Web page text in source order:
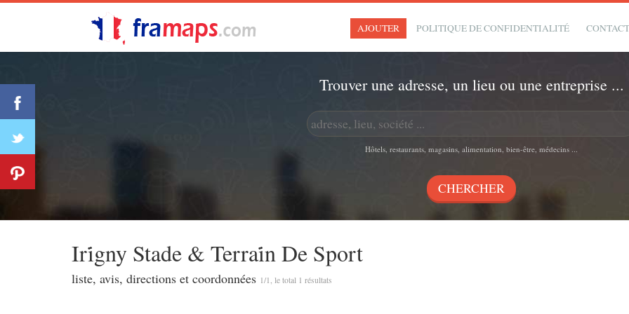
AJOUTER POLITIQUE DE CONFIDENTIALITÉ
Trouver une adresse, un lieu ou une entreprise ...
Hôtels, restaurants, magasins, alimentation, bien-être, médecins ...
Iri̇gny Stade & Terrai̇n De Sport
liste, avis, directions et coordonnées 1/1, le total 1 résultats